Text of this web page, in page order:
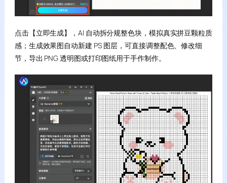
点击【立即生成】，AI 自动拆分规整色块，模拟真实拼豆颗粒质
感；生成效果图自动新建 PS 图层，可直接调整配色、修改细
节，导出 PNG 透明图或打印图纸用于手作制作。